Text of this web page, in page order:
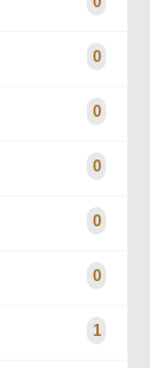
0
0
0
0
0
1